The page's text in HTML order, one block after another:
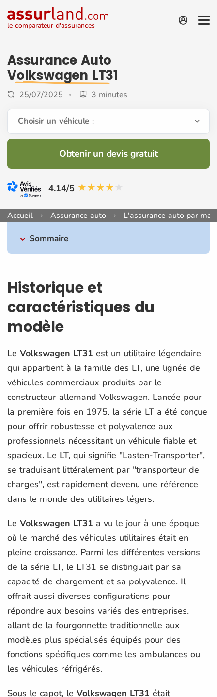
le comparateur d'assurances
Assurance Auto
Volkswagen LT31
25/07/2025 3 minutes
Choisir un véhicule :
Obtenir un devis gratuit
4.14/5
Accueil Assurance auto L'assurance auto par
Sommaire
Historique et
caractéristiques du
modèle
Le Volkswagen LT31 est un utilitaire légendaire
qui appartient à la famille des LT, une lignée de
véhicules commerciaux produits par le
constructeur allemand Volkswagen. Lancée pour
la première fois en 1975, la série LT a été conçue
pour offrir robustesse et polyvalence aux
professionnels nécessitant un véhicule fiable et
spacieux. Le LT, qui signifie "Lasten-Transporter",
se traduisant littéralement par "transporteur de
charges", est rapidement devenu une référence
dans le monde des utilitaires légers.
Le Volkswagen LT31 a vu le jour à une époque
où le marché des véhicules utilitaires était en
pleine croissance. Parmi les différentes versions
de la série LT, le LT31 se distinguait par sa
capacité de chargement et sa polyvalence. Il
offrait aussi diverses configurations pour
répondre aux besoins variés des entreprises,
allant de la fourgonnette traditionnelle aux
modèles plus spécialisés équipés pour des
fonctions spécifiques comme les ambulances ou
les véhicules réfrigérés.
Sous le capot, le Volkswagen LT31 était